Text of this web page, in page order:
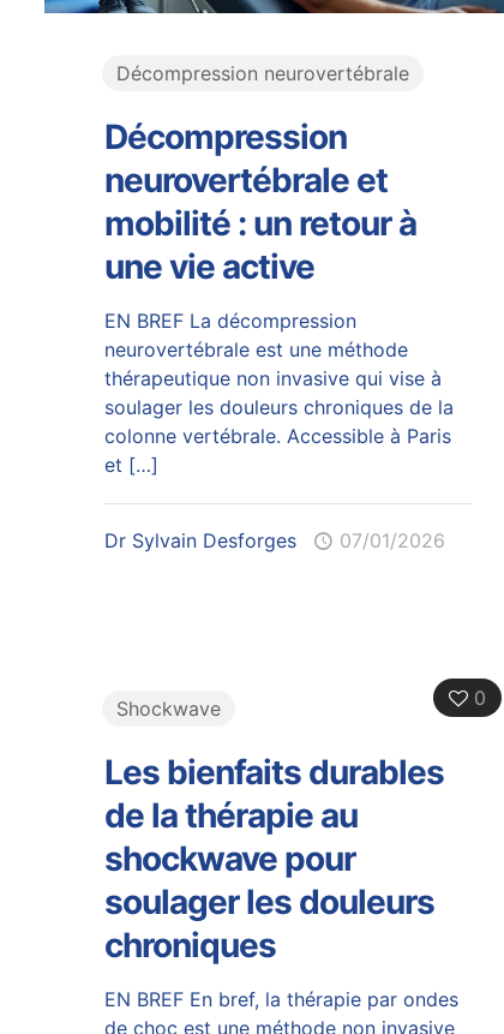
Décompression neurovertébrale
Décompression
neurovertébrale et
mobilité : un retour à
une vie active
EN BREF La décompression
neurovertébrale est une méthode
thérapeutique non invasive qui vise à
soulager les douleurs chroniques de la
colonne vertébrale. Accessible à Paris
et […]
Dr Sylvain Desforges 07/01/2026
0
Shockwave
Les bienfaits durables
de la thérapie au
shockwave pour
soulager les douleurs
chroniques
EN BREF En bref, la thérapie par ondes
de choc est une méthode non invasive